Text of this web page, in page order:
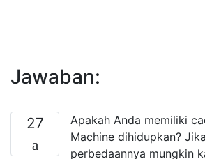
Jawaban:
27
Apakah Anda memiliki
Machine dihidupkan?
perbedaannya mungkin